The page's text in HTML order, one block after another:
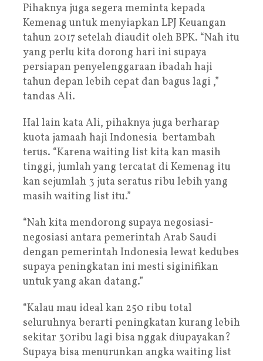
Pihaknya juga segera meminta kepada
Kemenag untuk menyiapkan LPJ Keuangan
tahun 2017 setelah diaudit oleh BPK. “Nah itu
yang perlu kita dorong hari ini supaya
persiapan penyelenggaraan ibadah haji
tahun depan lebih cepat dan bagus lagi ,”
tandas Ali.
Hal lain kata Ali, pihaknya juga berharap
kuota jamaah haji Indonesia bertambah
terus. “Karena waiting list kita kan masih
tinggi, jumlah yang tercatat di Kemenag itu
kan sejumlah 3 juta seratus ribu lebih yang
masih waiting list itu.”
“Nah kita mendorong supaya negosiasi-
negosiasi antara pemerintah Arab Saudi
dengan pemerintah Indonesia lewat kedubes
supaya peningkatan ini mesti siginifikan
untuk yang akan datang.”
“Kalau mau ideal kan 250 ribu total
seluruhnya berarti peningkatan kurang lebih
sekitar 30ribu lagi bisa nggak diupayakan?
Supaya bisa menurunkan angka waiting list